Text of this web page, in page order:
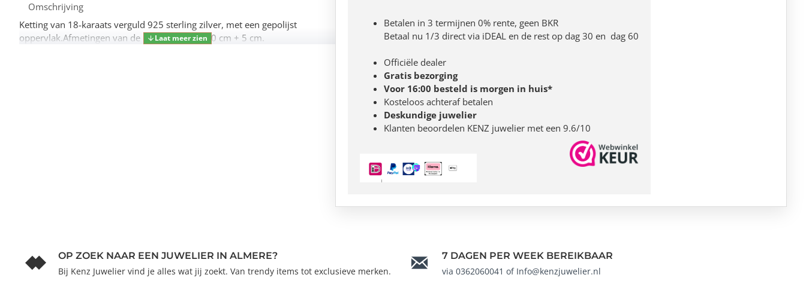
Omschrijving
Ketting van 18-karaats verguld 925 sterling zilver, met een gepolijst
oppervlak.Afmetingen van de ketting: Lengte 40 cm + 5 cm.
Betalen in 3 termijnen 0% rente, geen BKR
Betaal nu 1/3 direct via iDEAL en de rest op dag 30 en dag 60
Officiële dealer
Gratis bezorging
Voor 16:00 besteld is morgen in huis*
Kosteloos achteraf betalen
Deskundige juwelier
Klanten beoordelen KENZ juwelier met een 9.6/10
OP ZOEK NAAR EEN JUWELIER IN ALMERE?
Bij Kenz Juwelier vind je alles wat jij zoekt. Van trendy items tot exclusieve merken.
7 DAGEN PER WEEK BEREIKBAAR
via 0362060041 of Info@kenzjuwelier.nl